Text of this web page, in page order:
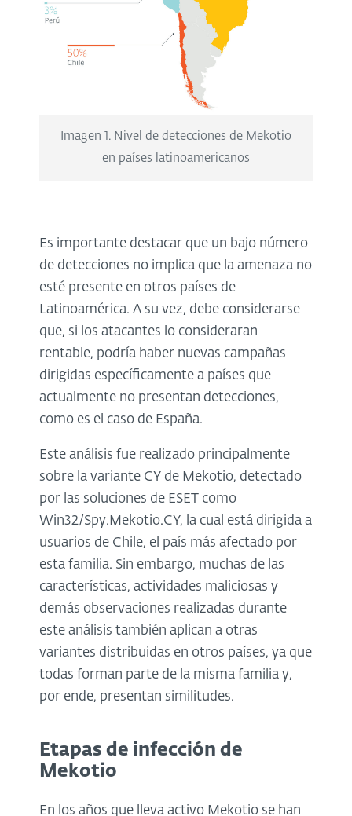
Imagen 1. Nivel de detecciones de Mekotio
en países latinoamericanos
Es importante destacar que un bajo número
de detecciones no implica que la amenaza no
esté presente en otros países de
Latinoamérica. A su vez, debe considerarse
que, si los atacantes lo consideraran
rentable, podría haber nuevas campañas
dirigidas específicamente a países que
actualmente no presentan detecciones,
como es el caso de España.
Este análisis fue realizado principalmente
sobre la variante CY de Mekotio, detectado
por las soluciones de ESET como
Win32/Spy.Mekotio.CY, la cual está dirigida a
usuarios de Chile, el país más afectado por
esta familia. Sin embargo, muchas de las
características, actividades maliciosas y
demás observaciones realizadas durante
este análisis también aplican a otras
variantes distribuidas en otros países, ya que
todas forman parte de la misma familia y,
por ende, presentan similitudes.
Etapas de infección de
Mekotio
En los años que lleva activo Mekotio se han